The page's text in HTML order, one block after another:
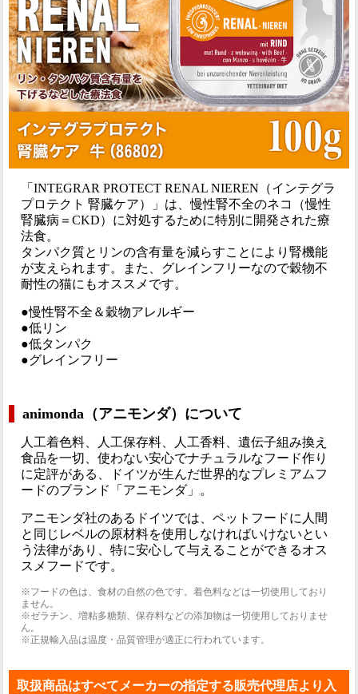
「INTEGRAR PROTECT RENAL NIEREN（インテグラ
プロテクト 腎臓ケア）」は、慢性腎不全のネコ（慢性
腎臓病＝CKD）に対処するために特別に開発された療
法食。
タンパク質とリンの含有量を減らすことにより腎機能
が支えられます。また、グレインフリーなので穀物不
耐性の猫にもオススメです。
●慢性腎不全＆穀物アレルギー
●低リン
●低タンパク
●グレインフリー
animonda（アニモンダ）について
人工着色料、人工保存料、人工香料、遺伝子組み換え
食品を一切、使わない安心でナチュラルなフード作り
に定評がある、ドイツが生んだ世界的なプレミアムフ
ードのブランド「アニモンダ」。
アニモンダ社のあるドイツでは、ペットフードに人間
と同じレベルの原材料を使用しなければいけないとい
う法律があり、特に安心して与えることができるオス
スメフードです。
※フードの色は、食材の自然の色です。着色料などは一切使用しており
ません。
※ゼラチン、増粘多糖類、保存料などの添加物は一切使用しておりませ
ん。
※正規輸入品は温度・品質管理が適正に行われています。
取扱商品はすべてメーカーの指定する販売代理店より入